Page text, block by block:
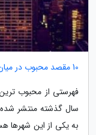
10 مقصد محبوب در میان مسافران و هزینه سفر یک روزه به آن ها
فهرستی از محبوب
سال گذشته منتشر
به یکی از این شهرها